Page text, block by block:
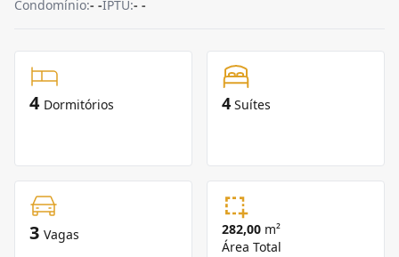
Condomínio:- -IPTU:- -
4 Dormitórios 4 Suítes
3 Vagas 282,00 m²
Área Total